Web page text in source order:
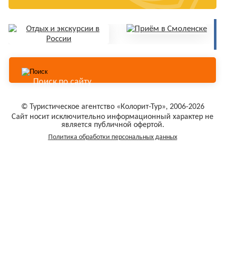
© Туристическое агентство «Колорит-Тур», 2006-2026
Сайт носит исключительно информационный характер не
является публичной офертой.
Политика обработки персональных данных